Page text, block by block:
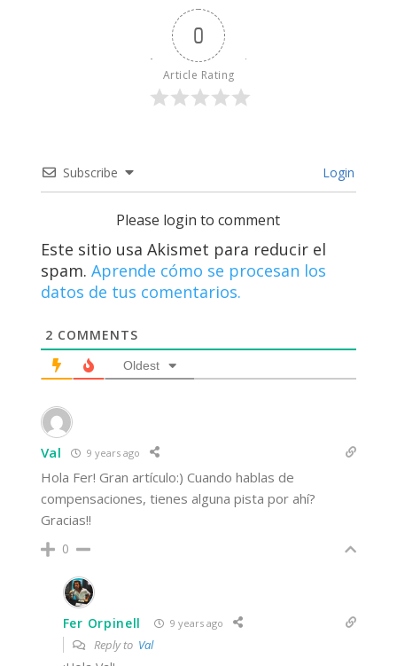
0
Article Rating
Subscribe Login
Please login to comment
Este sitio usa Akismet para reducir el
spam. Aprende cómo se procesan los
datos de tus comentarios.
2 COMMENTS
Oldest
Val 9 years ago
Hola Fer! Gran artículo:) Cuando hablas de
compensaciones, tienes alguna pista por ahí?
Gracias!!
0
Fer Orpinell 9 years ago
Reply to Val